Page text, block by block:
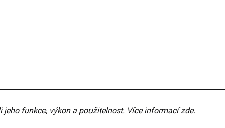
funkce, výkon a použitelnost. Více informací zde.